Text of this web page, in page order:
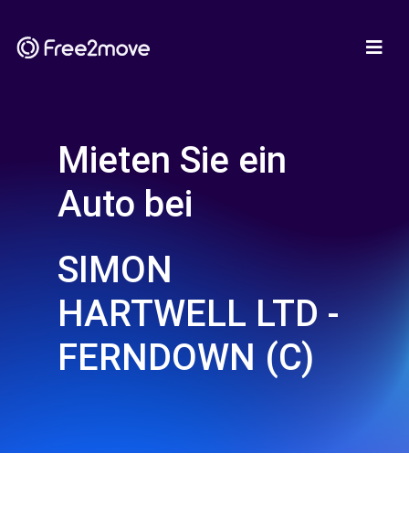
Mieten Sie ein
Auto bei
SIMON
HARTWELL LTD -
FERNDOWN (C)